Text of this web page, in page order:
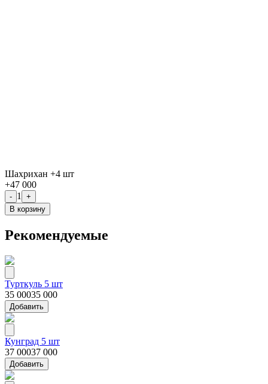
Шахрихан +4 шт
+47 000
- 1
+
В корзину
Рекомендуемые
Турткуль 5 шт
35 00035 000
Добавить
Кунград 5 шт
37 00037 000
Добавить